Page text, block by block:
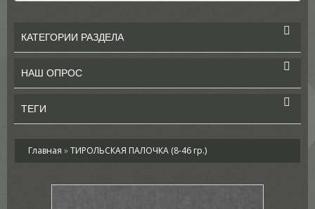
КАТЕГОРИИ РАЗДЕЛА
НАШ ОПРОС
ТЕГИ
Главная »ТИРОЛЬСКАЯ ПАЛОЧКА (8-46 гр.)